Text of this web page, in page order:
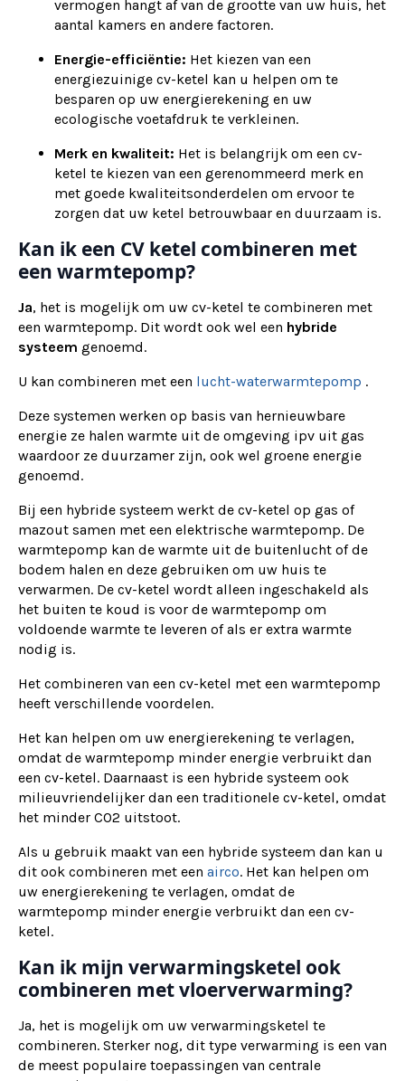
vermogen hangt af van de grootte van uw huis, het
aantal kamers en andere factoren.
Energie-efficiëntie: Het kiezen van een
energiezuinige cv-ketel kan u helpen om te
besparen op uw energierekening en uw
ecologische voetafdruk te verkleinen.
Merk en kwaliteit: Het is belangrijk om een cv-
ketel te kiezen van een gerenommeerd merk en
met goede kwaliteitsonderdelen om ervoor te
zorgen dat uw ketel betrouwbaar en duurzaam is.
Kan ik een CV ketel combineren met
een warmtepomp?
Ja, het is mogelijk om uw cv-ketel te combineren met
een warmtepomp. Dit wordt ook wel een hybride
systeem genoemd.
U kan combineren met een lucht-waterwarmtepomp .
Deze systemen werken op basis van hernieuwbare
energie ze halen warmte uit de omgeving ipv uit gas
waardoor ze duurzamer zijn, ook wel groene energie
genoemd.
Bij een hybride systeem werkt de cv-ketel op gas of
mazout samen met een elektrische warmtepomp. De
warmtepomp kan de warmte uit de buitenlucht of de
bodem halen en deze gebruiken om uw huis te
verwarmen. De cv-ketel wordt alleen ingeschakeld als
het buiten te koud is voor de warmtepomp om
voldoende warmte te leveren of als er extra warmte
nodig is.
Het combineren van een cv-ketel met een warmtepomp
heeft verschillende voordelen.
Het kan helpen om uw energierekening te verlagen,
omdat de warmtepomp minder energie verbruikt dan
een cv-ketel. Daarnaast is een hybride systeem ook
milieuvriendelijker dan een traditionele cv-ketel, omdat
het minder CO2 uitstoot.
Als u gebruik maakt van een hybride systeem dan kan u
dit ook combineren met een airco. Het kan helpen om
uw energierekening te verlagen, omdat de
warmtepomp minder energie verbruikt dan een cv-
ketel.
Kan ik mijn verwarmingsketel ook
combineren met vloerverwarming?
Ja, het is mogelijk om uw verwarmingsketel te
combineren. Sterker nog, dit type verwarming is een van
de meest populaire toepassingen van centrale